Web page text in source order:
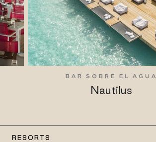
BAR SOBRE EL AGUA
Nautilus
RESORTS